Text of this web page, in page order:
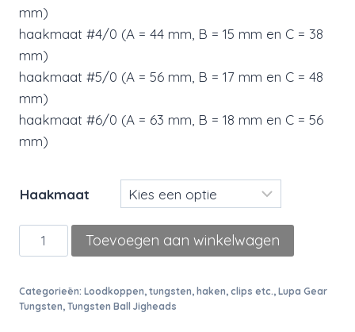
mm)
haakmaat #4/0 (A = 44 mm, B = 15 mm en C = 38
mm)
haakmaat #5/0 (A = 56 mm, B = 17 mm en C = 48
mm)
haakmaat #6/0 (A = 63 mm, B = 18 mm en C = 56
mm)
Haakmaat
Tungsten
Ball
5,3
Toevoegen aan winkelwagen
Categorieën: Loodkoppen, tungsten, haken, clips etc., Lupa Gear
Tungsten, Tungsten Ball Jigheads